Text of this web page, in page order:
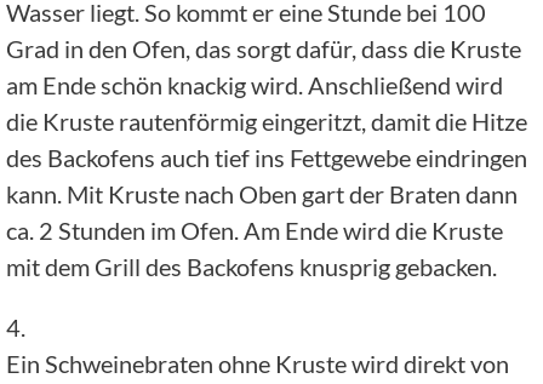
Wasser liegt. So kommt er eine Stunde bei 100
Grad in den Ofen, das sorgt dafür, dass die Kruste
am Ende schön knackig wird. Anschließend wird
die Kruste rautenförmig eingeritzt, damit die Hitze
des Backofens auch tief ins Fettgewebe eindringen
kann. Mit Kruste nach Oben gart der Braten dann
ca. 2 Stunden im Ofen. Am Ende wird die Kruste
mit dem Grill des Backofens knusprig gebacken.
4.
Ein Schweinebraten ohne Kruste wird direkt von